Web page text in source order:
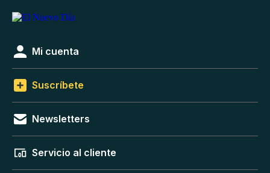
Mi cuenta
Suscríbete
Newsletters
Servicio al cliente